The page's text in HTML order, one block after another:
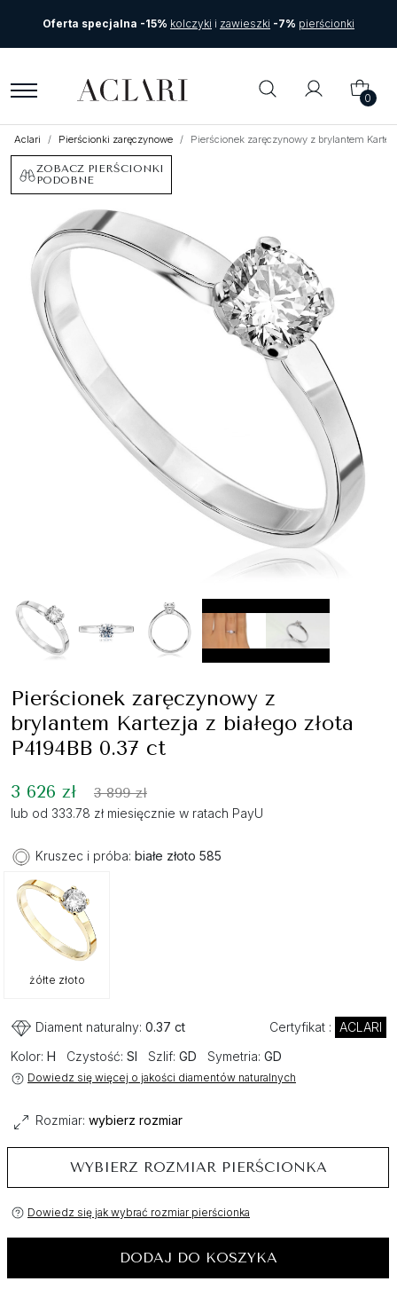
Oferta specjalna -15% kolczyki i zawieszki -7% pierścionki
0
Aclari Pierścionki zaręczynowe Pierścionek zaręczynowy z brylantem
ZOBACZ PIERŚCIONKI
PODOBNE
Pierścionek zaręczynowy z
brylantem Kartezja z białego złota
P4194BB 0.37 ct
3 626 zł 3 899 zł
lub od 333.78 zł miesięcznie w ratach PayU
Kruszec i próba: białe złoto 585
żółte złoto
Diament naturalny: 0.37 ct Certyfikat : ACLARI
Kolor: H Czystość: SI Szlif: GD Symetria: GD
Dowiedz się więcej o jakości diamentów naturalnych
Rozmiar: wybierz rozmiar
WYBIERZ ROZMIAR PIERŚCIONKA
Dowiedz się jak wybrać rozmiar pierścionka
DODAJ DO KOSZYKA